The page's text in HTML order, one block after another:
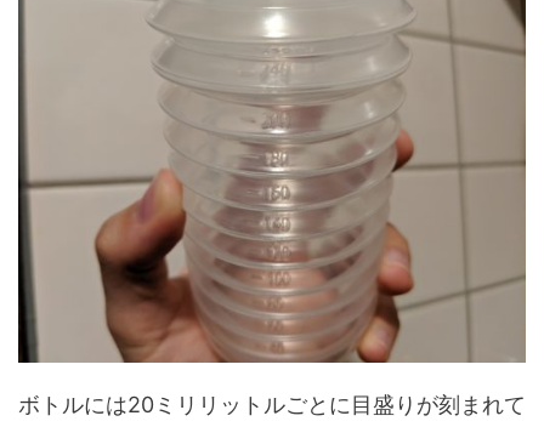
ボトルには20ミリリットルごとに目盛りが刻まれて